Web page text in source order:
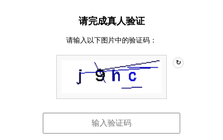
请完成真人验证
请输入以下图片中的验证码：
↻